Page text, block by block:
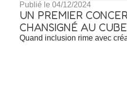
Publié le 04/12/2024
UN PREMIER
CHANSIGNÉ AU CUBE
Quand inclusion rime avec